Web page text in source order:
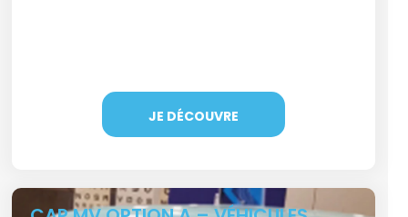
JE DÉCOUVRE